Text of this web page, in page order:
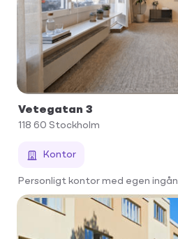
Vetegatan 3
118 60 Stockholm
Kontor
Personligt kontor med egen